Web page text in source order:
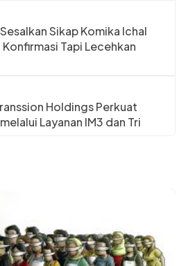
Sikap Komika Ichal
Konfirmasi Tapi Lecehkan
Holdings Perkuat
Layanan IM3 dan Tri